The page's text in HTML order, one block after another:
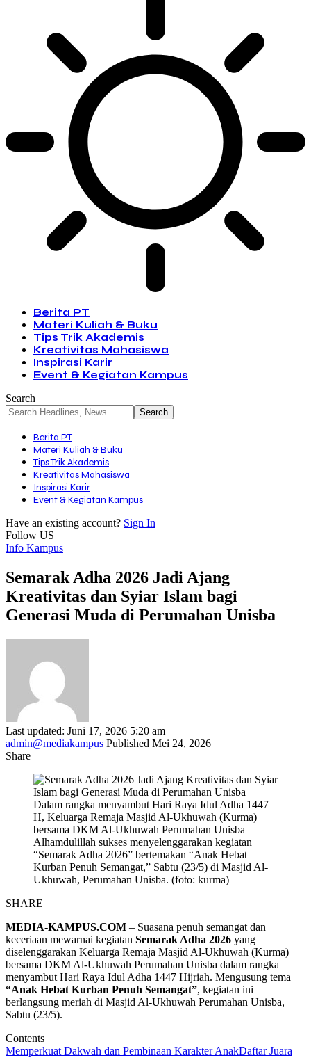
Berita PT
Materi Kuliah & Buku
Tips Trik Akademis
Kreativitas Mahasiswa
Inspirasi Karir
Event & Kegiatan Kampus
Search
Berita PT
Materi Kuliah & Buku
Tips Trik Akademis
Kreativitas Mahasiswa
Inspirasi Karir
Event & Kegiatan Kampus
Have an existing account? Sign In
Follow US
Info Kampus
Semarak Adha 2026 Jadi Ajang
Kreativitas dan Syiar Islam bagi
Generasi Muda di Perumahan Unisba
Last updated: Juni 17, 2026 5:20 am
admin@mediakampus Published Mei 24, 2026
Share
Dalam rangka menyambut Hari Raya Idul Adha 1447
H, Keluarga Remaja Masjid Al-Ukhuwah (Kurma)
bersama DKM Al-Ukhuwah Perumahan Unisba
Alhamdulillah sukses menyelenggarakan kegiatan
“Semarak Adha 2026” bertemakan “Anak Hebat
Kurban Penuh Semangat,” Sabtu (23/5) di Masjid Al-
Ukhuwah, Perumahan Unisba. (foto: kurma)
SHARE
MEDIA-KAMPUS.COM – Suasana penuh semangat dan
keceriaan mewarnai kegiatan Semarak Adha 2026 yang
diselenggarakan Keluarga Remaja Masjid Al-Ukhuwah (Kurma)
bersama DKM Al-Ukhuwah Perumahan Unisba dalam rangka
menyambut Hari Raya Idul Adha 1447 Hijriah. Mengusung tema
“Anak Hebat Kurban Penuh Semangat”, kegiatan ini
berlangsung meriah di Masjid Al-Ukhuwah Perumahan Unisba,
Sabtu (23/5).
Contents
Memperkuat Dakwah dan Pembinaan Karakter AnakDaftar Juara